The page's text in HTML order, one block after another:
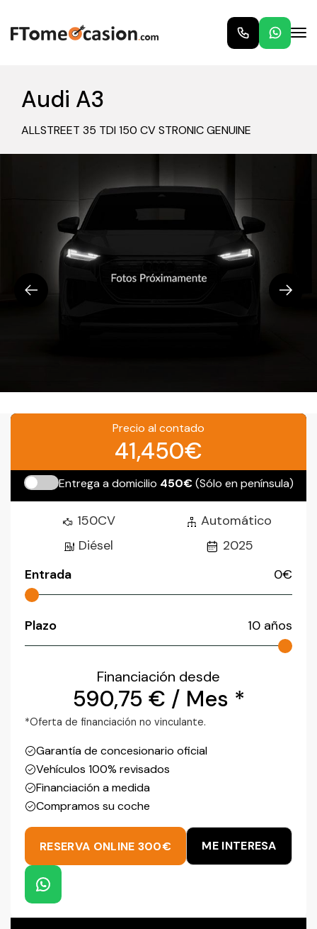
Audi A3
ALLSTREET 35 TDI 150 CV STRONIC GENUINE
Precio al contado
41,450€
Entrega a domicilio 450€(Sólo en península)
150CV
Automático
Diésel
2025
Entrada
0€
Plazo 10 años
Financiación desde
590,75 € / Mes *
*Oferta de financiación no vinculante.
Garantía de concesionario oficial
Vehículos 100% revisados
Financiación a medida
Compramos su coche
RESERVA ONLINE 300€ ME INTERESA